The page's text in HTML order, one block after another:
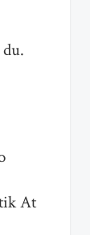
At